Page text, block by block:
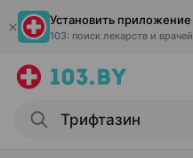
Установить приложение
103: поиск лекарств и врачей